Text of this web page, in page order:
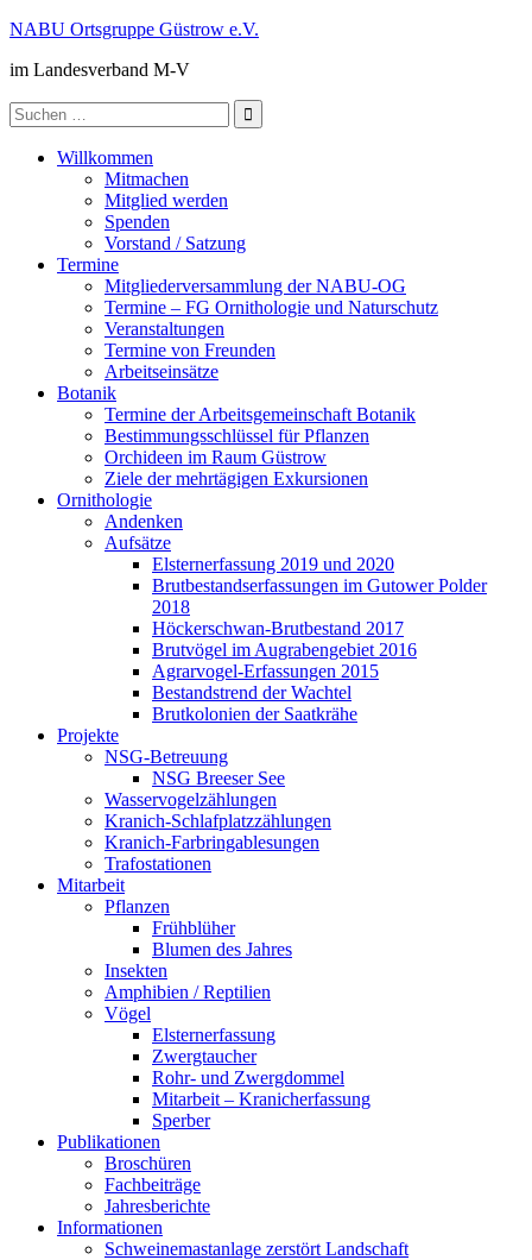
Zum
springen
NABU Ortsgruppe Güstrow e.V.
im Landesverband M-V
Suche
nach:
Willkommen
Mitmachen
Mitglied werden
Spenden
Vorstand / Satzung
Termine
Mitgliederversammlung der NABU-OG
Termine – FG Ornithologie und Naturschutz
Veranstaltungen
Termine von Freunden
Arbeitseinsätze
Botanik
Termine der Arbeitsgemeinschaft Botanik
Bestimmungsschlüssel für Pflanzen
Orchideen im Raum Güstrow
Ziele der mehrtägigen Exkursionen
Ornithologie
Andenken
Aufsätze
Elsternerfassung 2019 und 2020
Brutbestandserfassungen im Gutower Polder
2018
Höckerschwan-Brutbestand 2017
Brutvögel im Augrabengebiet 2016
Agrarvogel-Erfassungen 2015
Bestandstrend der Wachtel
Brutkolonien der Saatkrähe
Projekte
NSG-Betreuung
NSG Breeser See
Wasservogelzählungen
Kranich-Schlafplatzzählungen
Kranich-Farbringablesungen
Trafostationen
Mitarbeit
Pflanzen
Frühblüher
Blumen des Jahres
Insekten
Amphibien / Reptilien
Vögel
Elsternerfassung
Zwergtaucher
Rohr- und Zwergdommel
Mitarbeit – Kranicherfassung
Sperber
Publikationen
Broschüren
Fachbeiträge
Jahresberichte
Informationen
Schweinemastanlage zerstört Landschaft